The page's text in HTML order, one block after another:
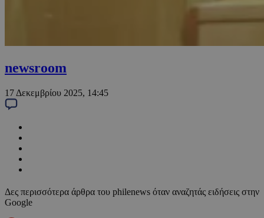
newsroom
17 Δεκεμβρίου 2025, 14:45
Δες περισσότερα άρθρα του philenews όταν αναζητάς ειδήσεις στην
Google